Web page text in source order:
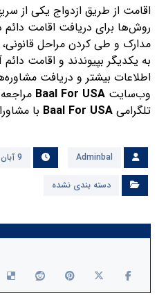
اقامت از طریق ازدواج یکی از
روش‌ها برای دریافت اقامت دائم
مدارک و طی کردن مراحل
به یکدیگر بپیوندند و اقامت
اطلاعات بیشتر و دریافت
وب‌سایتBaal For USA
تلگرامیBaal For USA با
Adminbal 9 آبان 1403
دسته بندی نشده